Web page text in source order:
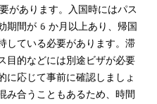
があります。入国時にはパス
期間が6か月以上あり、帰国
している必要があります。滞
目的などには別途ビザが必要
に応じて事前に確認しましょ
み合うこともあるため、時間